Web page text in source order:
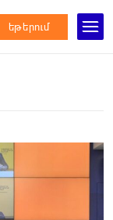
եթերում